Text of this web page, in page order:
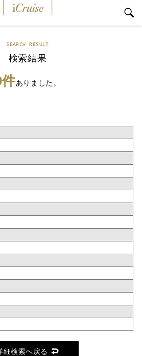
SEARCH RESULT
検索結果
ありました。
細検索へ戻る